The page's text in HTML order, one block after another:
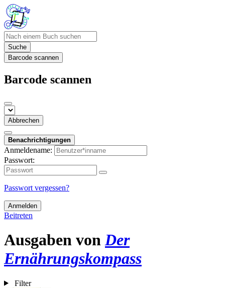
Suche
Barcode scannen
Barcode scannen
Abbrechen
Benachrichtigungen
Anmeldename:
Passwort:
Passwort vergessen?
Anmelden
Beitreten
Ausgaben vonDer
Ernährungskompass
Filter